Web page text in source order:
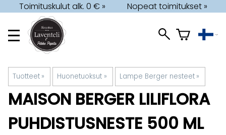
Toimituskulut alk. 0 € » Nopeat toimitukset »
Tuotteet ‪» Huonetuoksut ‪» Lampe Berger nesteet ‪»
MAISON BERGER LILIFLORA
PUHDISTUSNESTE 500 ML